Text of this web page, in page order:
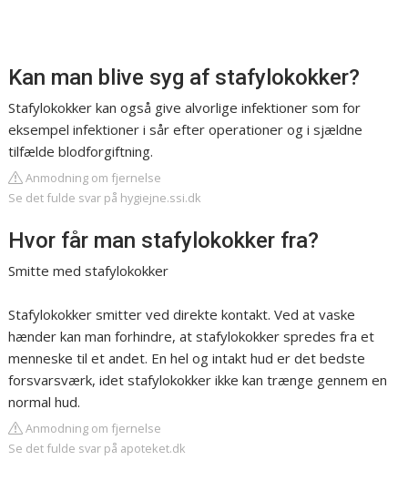
Kan man blive syg af stafylokokker?
Stafylokokker kan også give alvorlige infektioner som for
eksempel infektioner i sår efter operationer og i sjældne
tilfælde blodforgiftning.
Anmodning om fjernelse
Se det fulde svar på hygiejne.ssi.dk
Hvor får man stafylokokker fra?
Smitte med stafylokokker
Stafylokokker smitter ved direkte kontakt. Ved at vaske
hænder kan man forhindre, at stafylokokker spredes fra et
menneske til et andet. En hel og intakt hud er det bedste
forsvarsværk, idet stafylokokker ikke kan trænge gennem en
normal hud.
Anmodning om fjernelse
Se det fulde svar på apoteket.dk